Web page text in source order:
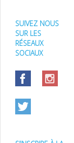
SUIVEZ NOUS
SUR LES
RÉSEAUX
SOCIAUX